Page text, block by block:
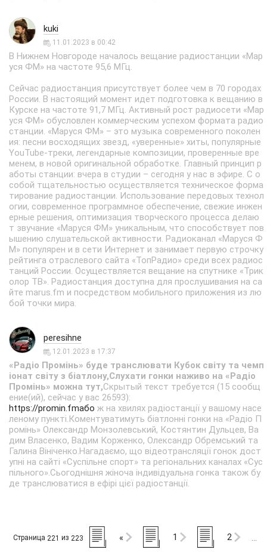
kuki
11.01.2023 в 00:42
В Нижнем Новгороде началось вещание радиостанции «Мар
уся ФМ» на частоте 95,6 МГц.
Сейчас радиостанция присутствует более чем в 70 городах
России. В настоящий момент идет подготовка к вещанию в
Курске на частоте 91,7 МГц. Активный рост радиосети «Мар
уся ФМ» обусловлен коммерческим успехом формата радио
станции. «Маруся ФМ» – это музыка современного поколен
ия: песни восходящих звезд, «уверенные» хиты, популярные
YouTube-треки, легендарные композиции, проверенные вре
менем, в новой оригинальной обработке. Главный принцип р
аботы станции: вчера в студии – сегодня у нас в эфире. С о
собой тщательностью осуществляется техническое форма
тирование радиостанции. Использование передовых технол
огии, современное программное обеспечение, свежие инжен
ерные решения, оптимизация творческого процесса делаю
т звучание «Маруся ФМ» уникальным, что способствует пов
ышению слушательской активности. Радиоканал «Маруся Ф
М» популярен и в сети Интернет и занимает первую строчку
рейтинга отраслевого сайта «ТопРадио» среди всех радиос
танций России. Осуществляется вещание на спутнике «Трик
олор ТВ». Радиостанция доступна для прослушивания на са
йте marus.fm и посредством мобильного приложения из лю
бой точки мира.
peresihne
12.01.2023 в 17:37
«Радіо Промінь» буде транслювати Кубок світу та чемп
іонат світу з біатлону,Слухати гонки наживо на «Радіо
Промінь» можна тут,Скрытый текст требуется (15 сообщ
ение(ий), сейчас у вас 26593):
https://promin.fmабо ж на хвилях радіостанції у вашому насе
леному пункті.Коментуватимуть біатлонні гонки на «Радіо П
ромінь» Олександр Монзолевський, Костянтин Дульцев, Ва
дим Власенко, Вадим Корженко, Олександр Обремський та
Галина Вініченко.Нагадаємо, що відеотрансляції гонок дост
упні на сайті «Суспільне спорт» та регіональних каналах «Сус
пільного».Сьогоднішня жіноча індивідуальна гонка також бу
де транслюватися в ефірі цієї радіостанції.
Страница 221 из 223 « 1 2 …